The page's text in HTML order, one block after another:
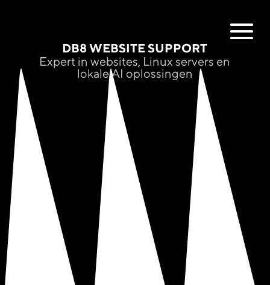
DB8 WEBSITE SUPPORT
Expert in websites, Linux servers en
lokale AI oplossingen